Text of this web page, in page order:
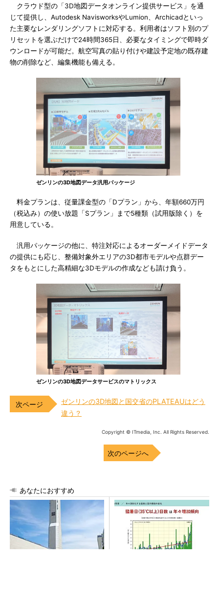
クラウド型の「3D地図データオンライン提供サービス」を通
じて提供し、Autodesk NavisworksやLumion、Archicadといっ
た主要なレンダリングソフトに対応する。利用者はソフト別のプ
リセットを選ぶだけで24時間365日、必要なタイミングで即時ダ
ウンロードが可能だ。航空写真の貼り付けや建設予定地の既存建
物の削除など、編集機能も備える。
ゼンリンの3D地図データ汎用パッケージ
料金プランは、従量課金型の「Dプラン」から、年額660万円
（税込み）の使い放題「Sプラン」まで5種類（試用版除く）を
用意している。
汎用パッケージの他に、特注対応によるオーダーメイドデータ
の提供にも応じ、整備対象外エリアの3D都市モデルや点群デー
タをもとにした高精細な3Dモデルの作成なども請け負う。
ゼンリンの3D地図データサービスのマトリックス
ゼンリンの3D地図と国交省のPLATEAUはどう
違う？
Copyright © ITmedia, Inc. All Rights Reserved.
次のページへ
あなたにおすすめ